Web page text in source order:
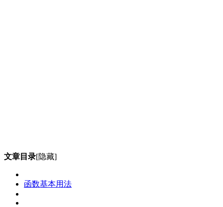
文章目录[隐藏]
函数基本用法